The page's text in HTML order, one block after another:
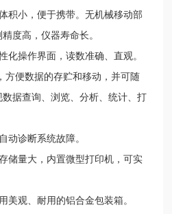
积小，便于携带。无机械移动部
度高，仪器寿命长。
化操作界面，读数准确、直观。
方便数据的存贮和移动，并可随
据查询、浏览、分析、统计、打
动诊断系统故障。
储量大，内置微型打印机，可实
美观、耐用的铝合金包装箱。